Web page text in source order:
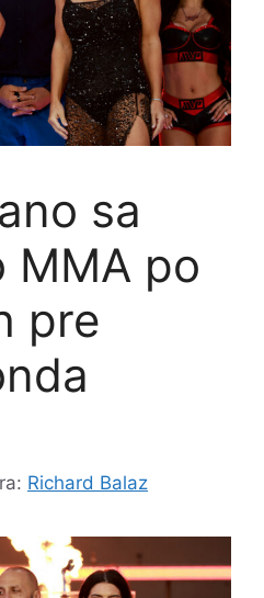
sa
MMA po
pre
Richard Balaz